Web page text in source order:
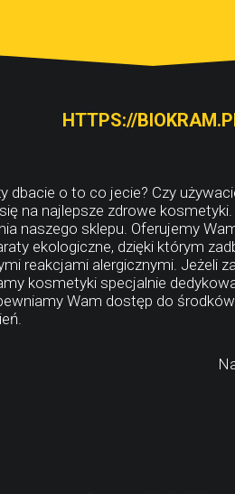
HTTPS://
dbacie o to co jecie? Czy
na najlepsze zdrowe
naszego sklepu. Oferujemy
ekologiczne, dzięki którym
reakcjami alergicznymi. Jeżeli
kosmetyki specjalnie
Wam dostęp do